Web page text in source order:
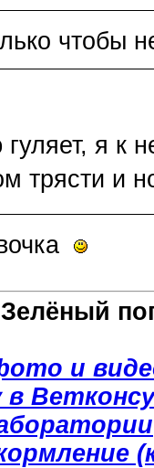
чтобы
гуляет, я
трясти и
и